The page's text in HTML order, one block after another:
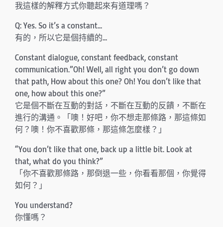
我這樣的解釋方式你聽起來有道理嗎？
Q: Yes. So it’s a constant…
有的，所以它是個持續的…
Constant dialogue, constant feedback, constant
communication.”Oh! Well, all right you don’t go down
that path, How about this one? Oh! You don’t like that
one, how about this one?”
它是個不斷在互動的對話，不斷在互動的反饋，不斷在
進行的溝通。「噢！好吧，你不想走那條路，那這條如
何？噢！你不喜歡那條，那這條怎麼樣？」
“You don’t like that one, back up a little bit. Look at
that, what do you think?”
「你不喜歡那條路，那倒退一些，你看看那個，你覺得
如何？」
You understand?
你懂嗎？